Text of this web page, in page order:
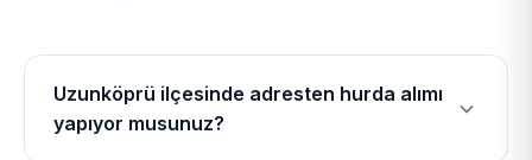
Uzunköprü ilçesinde adresten hurda alımı
yapıyor musunuz?